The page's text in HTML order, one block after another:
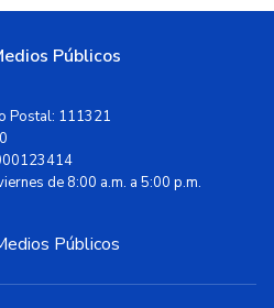
Públicos
Postal: 111321
de 8:00 a.m. a 5:00 p.m.
Públicos